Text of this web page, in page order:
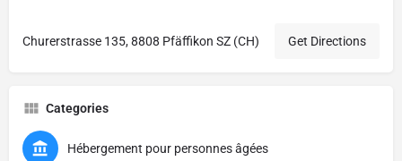
Churerstrasse 135, 8808 Pfäffikon SZ (CH) Get Directions
Categories
Hébergement pour personnes âgées